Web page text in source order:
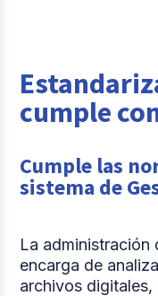
cumple
Cumple las
sistema de
La administración
encarga de
archivos digitales,